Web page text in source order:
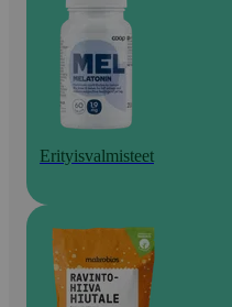
Erityisvalmisteet